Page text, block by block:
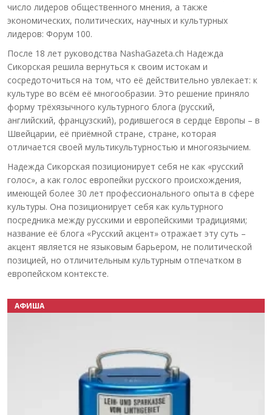
число лидеров общественного мнения, а также
экономических, политических, научных и культурных
лидеров: Форум 100.
После 18 лет руководства NashaGazeta.ch Надежда
Сикорская решила вернуться к своим истокам и
сосредоточиться на том, что её действительно увлекает: к
культуре во всём её многообразии. Это решение приняло
форму трёхязычного культурного блога (русский,
английский, французский), родившегося в сердце Европы – в
Швейцарии, её приёмной стране, стране, которая
отличается своей мультикультурностью и многоязычием.
Надежда Сикорская позиционирует себя не как «русский
голос», а как голос европейки русского происхождения,
имеющей более 30 лет профессионального опыта в сфере
культуры. Она позиционирует себя как культурного
посредника между русскими и европейскими традициями;
название её блога «Русский акцент» отражает эту суть –
акцент является не языковым барьером, не политической
позицией, но отличительным культурным отпечатком в
европейском контексте.
АФИША